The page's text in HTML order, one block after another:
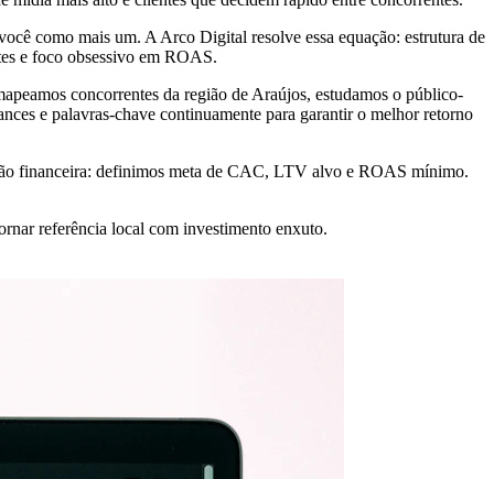
como mais um. A Arco Digital resolve essa equação: estrutura de
e foco obsessivo em ROAS.
concorrentes da região de Araújos, estudamos o público-
e palavras-chave continuamente para garantir o melhor retorno
financeira: definimos meta de CAC, LTV alvo e ROAS mínimo.
referência local com investimento enxuto.